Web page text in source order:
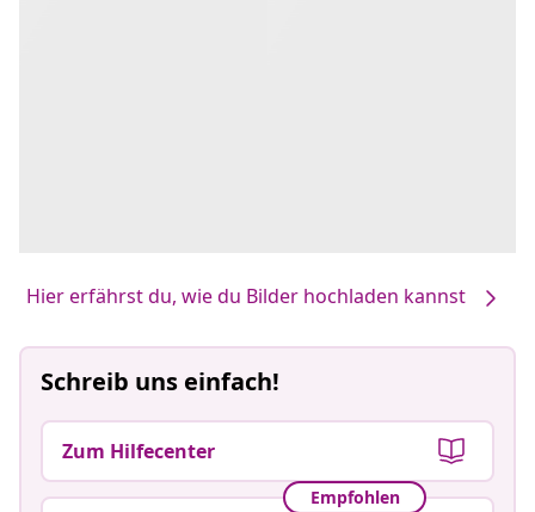
Hier erfährst du, wie du Bilder hochladen kannst
Schreib uns einfach!
Zum Hilfecenter
Empfohlen